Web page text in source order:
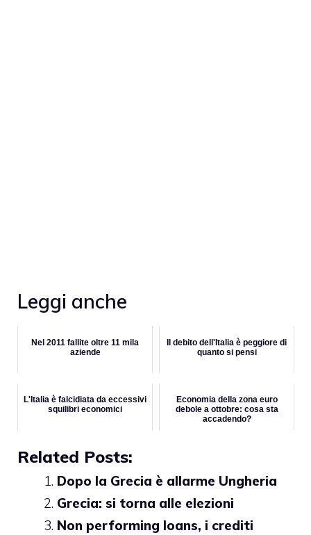
Leggi anche
Nel 2011 fallite oltre 11 mila
aziende
Il debito dell'Italia è peggiore di
quanto si pensi
L'Italia è falcidiata da eccessivi
squilibri economici
Economia della zona euro
debole a ottobre: cosa sta
accadendo?
Related Posts:
Dopo la Grecia è allarme Ungheria
Grecia: si torna alle elezioni
Non performing loans, i crediti